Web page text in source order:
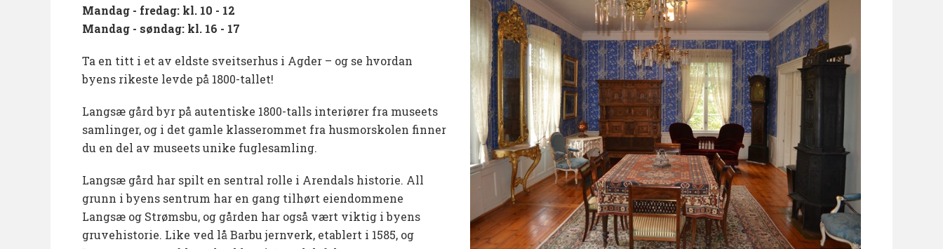
Mandag - fredag: kl. 10 - 12
Mandag - søndag: kl. 16 - 17
Ta en titt i et av eldste sveitserhus i Agder – og se hvordan
byens rikeste levde på 1800-tallet!
Langsæ gård byr på autentiske 1800-talls interiører fra museets
samlinger, og i det gamle klasserommet fra husmorskolen finner
du en del av museets unike fuglesamling.
Langsæ gård har spilt en sentral rolle i Arendals historie. All
grunn i byens sentrum har en gang tilhørt eiendommene
Langsæ og Strømsbu, og gården har også vært viktig i byens
gruvehistorie. Like ved lå Barbu jernverk, etablert i 1585, og